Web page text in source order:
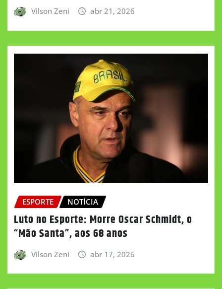
Vilson Zeni abr 21, 2026
ESPORTE NOTÍCIA
Luto no Esporte: Morre Oscar Schmidt, o
“Mão Santa”, aos 68 anos
Vilson Zeni abr 17, 2026